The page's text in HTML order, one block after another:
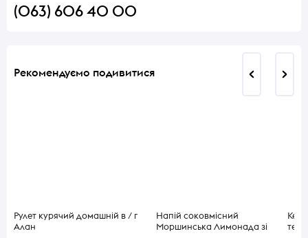
(063) 606 40 00
Рекомендуємо подивитися
Рулет курячий домашній в / г
Алан
Напій соковмісний
Моршинська Лимонада зі